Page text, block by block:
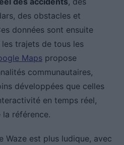
des obstacles et
données sont ensuite
trajets de tous les
Mapspropose
communautaires,
développées que celles
en temps réel,
la référence.
Waze est plus ludique, avec